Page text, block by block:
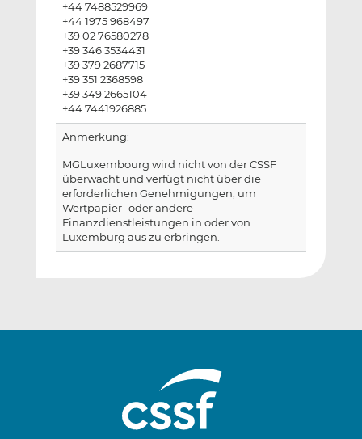
+44 7488529969
+44 1975 968497
+39 02 76580278
+39 346 3534431
+39 379 2687715
+39 351 2368598
+39 349 2665104
+44 7441926885
Anmerkung:
MGLuxembourg wird nicht von der CSSF
überwacht und verfügt nicht über die
erforderlichen Genehmigungen, um
Wertpapier- oder andere
Finanzdienstleistungen in oder von
Luxemburg aus zu erbringen.